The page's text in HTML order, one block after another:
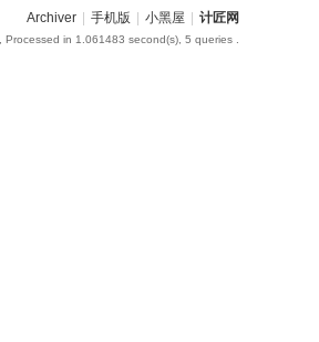
Archiver 手机版 小黑屋 计匠网
, Processed in 1.061483 second(s), 5 queries .